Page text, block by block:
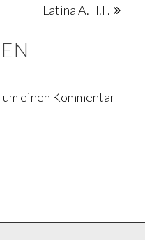
Latina A.H.F.
um einen Kommentar